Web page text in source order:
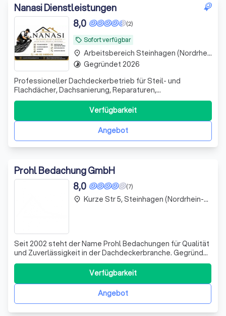
Nanasi Dienstleistungen
local_offer Sofort verfügbar
(2)
8,0
Professioneller Dachdeckerbetrieb für Steil- und
Flachdächer, Dachsanierung, Reparaturen,
Abdichtung,Dachfenster, Fassaden, Dachrinnen,
Dämmung Spenglerarbeiten und Notdienst zuverlässig &
fachgerecht
Angebot
Verfügbarkeit
place Arbeitsbereich Steinhagen (Nordrhein-Westfalen)
timelapse Gegründet 2026
Prohl Bedachung GmbH
(7)
8,0
Seit 2002 steht der Name Prohl Bedachungen für Qualität
und Zuverlässigkeit in der Dachdeckerbranche. Gegründet
von Dachdeckermeister Stefan Prohl, haben wir uns in
Steinhagen und der gesamten Region Ostwestfalen
einen Namen gemacht. Als langjähriger Meisterbetrieb
legen wir großen Wert auf die Zufr
Angebot
Verfügbarkeit
place Kurze Str 5, Steinhagen (Nordrhein-Westfalen)